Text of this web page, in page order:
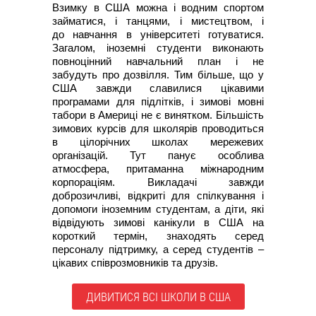
Взимку в США можна і водним спортом
займатися, і танцями, і мистецтвом, і
до навчання в університеті готуватися.
Загалом, іноземні студенти виконають
повноцінний навчальний план і не
забудуть про дозвілля. Тим більше, що у
США завжди славилися цікавими
програмами для підлітків, і зимові мовні
табори в Америці не є винятком. Більшість
зимових курсів для школярів проводиться
в цілорічних школах мережевих
організацій. Тут панує особлива
атмосфера, притаманна міжнародним
корпораціям. Викладачі завжди
доброзичливі, відкриті для спілкування і
допомоги іноземним студентам, а діти, які
відвідують зимові канікули в США на
короткий термін, знаходять серед
персоналу підтримку, а серед студентів –
цікавих співрозмовників та друзів.
ДИВИТИСЯ ВСІ ШКОЛИ В США